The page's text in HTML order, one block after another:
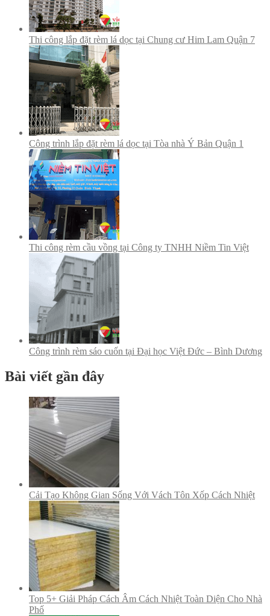
Thi công lắp đặt rèm lá dọc tại Chung cư Him Lam Quận 7
Công trình lắp đặt rèm lá dọc tại Tòa nhà Ý Bản Quận 1
Thi công rèm cầu vồng tại Công ty TNHH Niềm Tin Việt
Công trình rèm sáo cuốn tại Đại học Việt Đức – Bình Dương
Bài viết gần đây
Cải Tạo Không Gian Sống Với Vách Tôn Xốp Cách Nhiệt
Top 5+ Giải Pháp Cách Âm Cách Nhiệt Toàn Diện Cho Nhà
Phố